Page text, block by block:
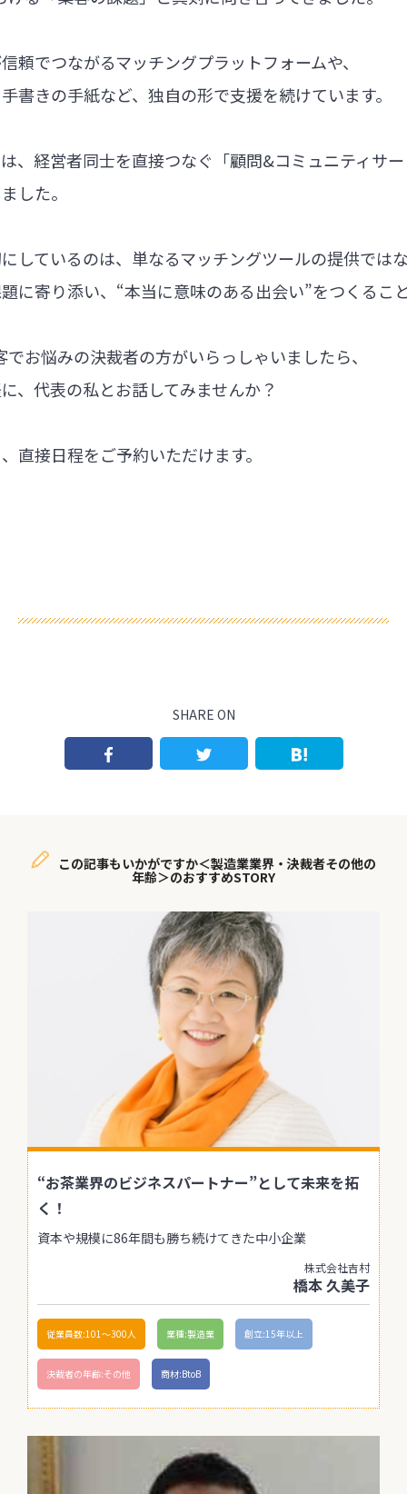
頼でつながるマッチングプラットフォームや、
書きの手紙など、独自の形で支援を続けています。
、経営者同士を直接つなぐ「顧問&コミュニティサ
した。
しているのは、単なるマッチングツールの提供では
に寄り添い、“本当に意味のある出会い”をつくるこ
お悩みの決裁者の方がいらっしゃいましたら、
、代表の私とお話してみませんか？
直接日程をご予約いただけます。
SHARE ON
この記事もいかがですか＜製造業業界・決裁者その他の
年齢＞のおすすめSTORY
“お茶業界のビジネスパートナー”として未来を拓
く！
資本や規模に86年間も勝ち続けてきた中小企業
株式会社吉村
橋本 久美子
従業員数:101〜300人 業種:製造業 創立:15年以上
決裁者の年齢:その他 商材:BtoB